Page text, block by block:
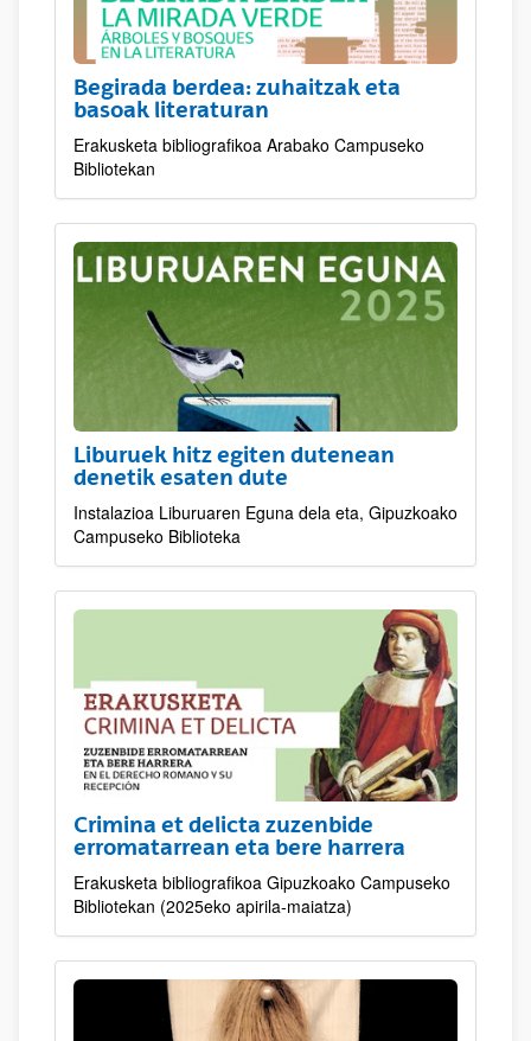
Begirada berdea: zuhaitzak eta
basoak literaturan
Erakusketa bibliografikoa Arabako Campuseko
Bibliotekan
Liburuek hitz egiten dutenean
denetik esaten dute
Instalazioa Liburuaren Eguna dela eta, Gipuzkoako
Campuseko Biblioteka
Crimina et delicta zuzenbide
erromatarrean eta bere harrera
Erakusketa bibliografikoa Gipuzkoako Campuseko
Bibliotekan (2025eko apirila-maiatza)